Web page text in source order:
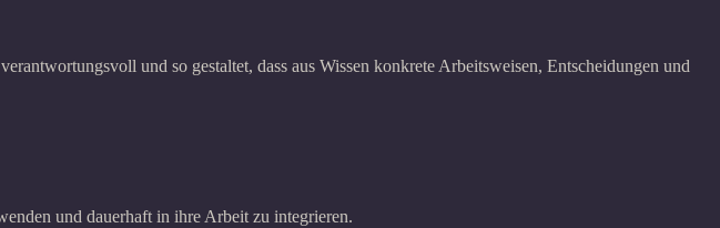
und so gestaltet, dass aus Wissen konkrete Arbeitsweisen, Entscheidungen und
und dauerhaft in ihre Arbeit zu integrieren.